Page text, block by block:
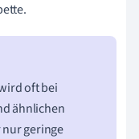
oft bei
ähnlichen
geringe